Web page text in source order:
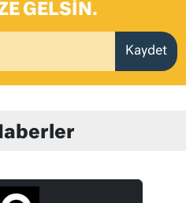
GELSIN.
Kaydet